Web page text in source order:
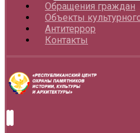
Обращения граждан
Объекты
Антитеррор
Контакты